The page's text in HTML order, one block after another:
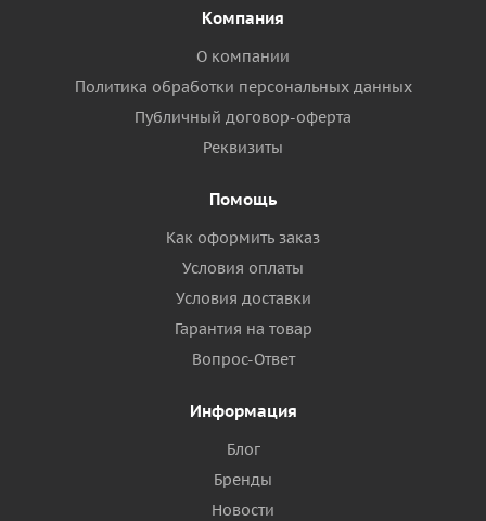
Компания
О компании
Политика обработки персональных данных
Публичный договор-оферта
Реквизиты
Помощь
Как оформить заказ
Условия оплаты
Условия доставки
Гарантия на товар
Вопрос-Ответ
Информация
Блог
Бренды
Новости